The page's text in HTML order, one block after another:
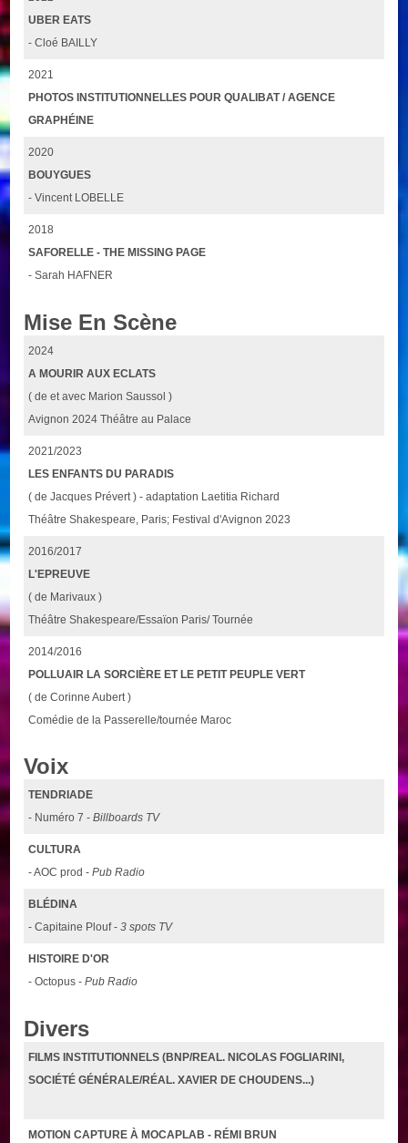
UBER EATS
- Cloé BAILLY
2021
PHOTOS INSTITUTIONNELLES POUR QUALIBAT / AGENCE
GRAPHÉINE
2020
BOUYGUES
- Vincent LOBELLE
2018
SAFORELLE - THE MISSING PAGE
- Sarah HAFNER
Mise En Scène
2024
A MOURIR AUX ECLATS
( de et avec Marion Saussol )
Avignon 2024 Théâtre au Palace
2021/2023
LES ENFANTS DU PARADIS
( de Jacques Prévert ) - adaptation Laetitia Richard
Théâtre Shakespeare, Paris; Festival d'Avignon 2023
2016/2017
L'EPREUVE
( de Marivaux )
Théâtre Shakespeare/Essaïon Paris/ Tournée
2014/2016
POLLUAIR LA SORCIÈRE ET LE PETIT PEUPLE VERT
( de Corinne Aubert )
Comédie de la Passerelle/tournée Maroc
Voix
TENDRIADE
- Numéro 7 -Billboards TV
CULTURA
- AOC prod -Pub Radio
BLÉDINA
- Capitaine Plouf -3 spots TV
HISTOIRE D'OR
- Octopus -Pub Radio
Divers
FILMS INSTITUTIONNELS (BNP/REAL. NICOLAS FOGLIARINI,
SOCIÉTÉ GÉNÉRALE/RÉAL. XAVIER DE CHOUDENS...)
MOTION CAPTURE À MOCAPLAB - RÉMI BRUN